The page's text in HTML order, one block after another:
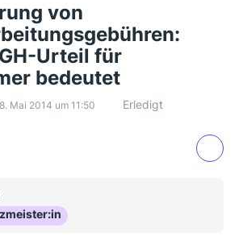
von
Urteil für
bedeutet
Mai 2014 um 11:50 Erledigt